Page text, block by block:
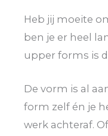
Heb jij moeite
ben je er heel
upper forms is
De vorm is al
form zelf én je
werk achteraf.